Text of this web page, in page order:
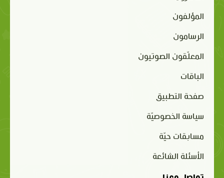
المؤلفون
الرسامون
المعلّقون الصوتيون
الباقات
صفحة التطبيق
سياسة الخصوصيّة
مسابقات حيّة
الأسئلة الشائعة